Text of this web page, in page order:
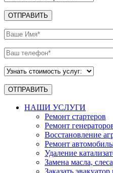
НАШИ УСЛУГИ
Ремонт стартеров
Ремонт
Восстановление
Ремонт
Удаление
Замена масла,
Заказать